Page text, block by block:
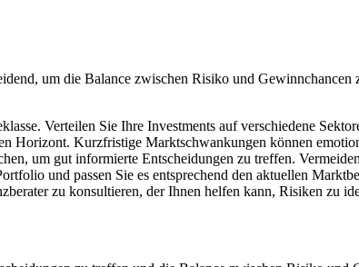
um die Balance zwischen Risiko und
Verteilen Sie Ihre Investments auf verschiedene
Horizont. Kurzfristige Marktschwankungen können
um gut informierte Entscheidungen zu treffen.
und passen Sie es entsprechend den aktuellen
zu konsultieren, der Ihnen helfen kann, Risiken zu